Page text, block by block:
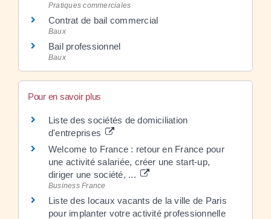
Pratiques commerciales
Contrat de bail commercial
Baux
Bail professionnel
Baux
Pour en savoir plus
Liste des sociétés de domiciliation
d'entreprises
Welcome to France : retour en France pour
une activité salariée, créer une start-up,
diriger une société, ...
Business France
Liste des locaux vacants de la ville de Paris
pour implanter votre activité professionnelle